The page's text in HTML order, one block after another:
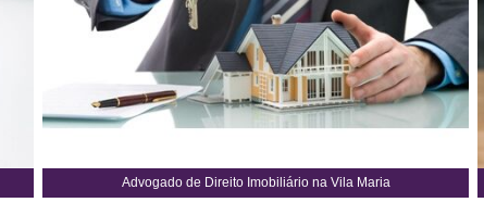
Advogado de Direito Imobiliário na Vila Maria